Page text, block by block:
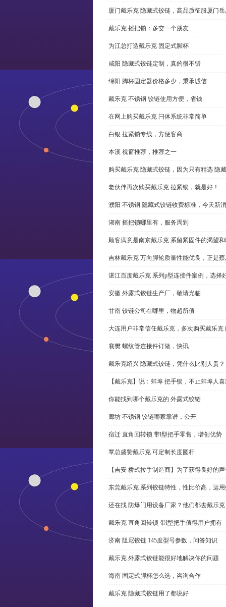
厦门戴乐克 隐藏式铰链，高品质征服厦门
戴乐克 摇把锁：多交一个朋友
为江总打造戴乐克 固定式脚杯
咸阳 隐藏式铰链定制，真的很不错
绵阳 脚杯固定器价格多少，秉承诚信
戴乐克 不锈钢 铰链使用方便，省钱
在网上购买戴乐克 闩体系统非常简单
白银 拉紧锁专线，方便客商
本溪 视窗推荐，推荐之一
购买戴乐克 隐藏式铰链，因为只有精选 隐
老伙伴再次购买戴乐克 拉紧锁，就是好！
濮阳 不锈钢 隐藏式铰链收费标准，今天新
湖南 摇把锁哪里有，服务周到
顾客满意是南京戴乐克 系留紧固件的渴望
吉林戴乐克 万向脚轮质量性能优良，正是
湛江百度戴乐克 系列p型连接件案例，选择
安徽 外露式铰链生产厂，敬请光临
甘南 铰链公司在哪里，物超所值
大连用户非常信任戴乐克，多次购买戴乐克
襄樊 螺纹管连接件订做，快讯
戴乐克绍兴 隐藏式铰链，凭什么比别人贵？
【戴乐克】说：蚌埠 把手锁，不止蚌埠人
你能找到哪个戴乐克的 外露式铰链
廊坊 不锈钢 铰链哪家靠谱，公开
宿迁 直角回转锁 带l型把手零售，增创优势
覃总盛赞戴乐克 可定制长度圆杆
【吉安 桥式拉手制造商】为了获得良好的
东莞戴乐克 系列铰链特性，性比价高，运
还在找 防爆门用设备厂家？他们都去戴乐克
戴乐克 直角回转锁 带l型把手值得用户拥有
济南 阻尼铰链 145度型号参数，问答知识
戴乐克 外露式铰链能很好地解决你的问题
海南 固定式脚杯怎么选，咨询合作
戴乐克 隐藏式铰链用了都说好